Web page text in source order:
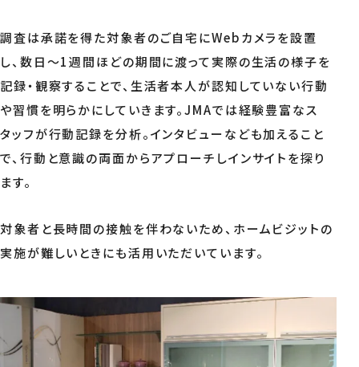
調査は承諾を得た対象者のご自宅にWebカメラを設置
し、数日～1週間ほどの期間に渡って実際の生活の様子を
記録・観察することで、生活者本人が認知していない行動
や習慣を明らかにしていきます。JMAでは経験豊富なス
タッフが行動記録を分析。インタビューなども加えること
で、行動と意識の両面からアプローチしインサイトを探り
ます。
対象者と長時間の接触を伴わないため、ホームビジットの
実施が難しいときにも活用いただいています。